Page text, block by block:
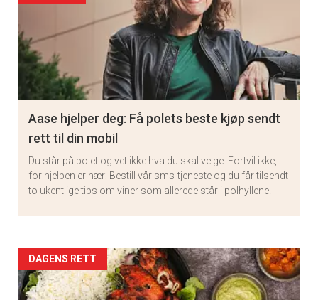
Aase hjelper deg: Få polets beste kjøp sendt
rett til din mobil
Du står på polet og vet ikke hva du skal velge. Fortvil ikke,
for hjelpen er nær: Bestill vår sms-tjeneste og du får tilsendt
to ukentlige tips om viner som allerede står i polhyllene.
Artikler
detail
DAGENS RETT